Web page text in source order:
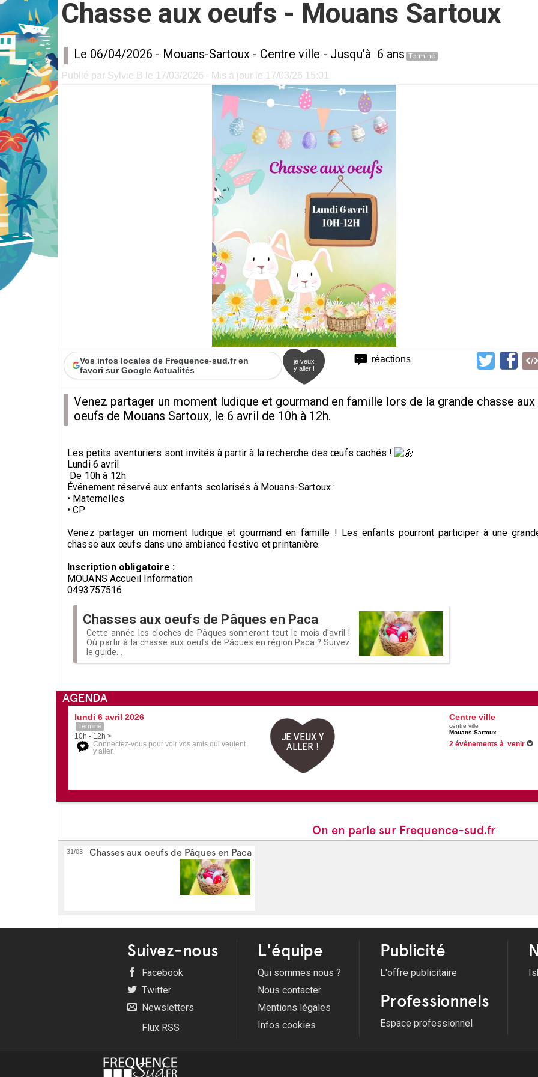
Chasse aux oeufs - Mouans Sartoux
Le 06/04/2026 - Mouans-Sartoux - Centre ville - Jusqu'à 6 ans Terminé
Publié par Sylvie B le 17/03/2026 - Mis à jour le 17/03/26 15:01
réactions
Vos infos locales de Frequence-sud.fr en
favori sur Google Actualités
je veux
y aller !
Venez partager un moment ludique et gourmand en famille lors de la grande chasse aux
oeufs de Mouans Sartoux, le 6 avril de 10h à 12h.
Les petits aventuriers sont invités à partir à la recherche des œufs cachés !
Lundi 6 avril
De 10h à 12h
Événement réservé aux enfants scolarisés à Mouans-Sartoux :
• Maternelles
• CP
Venez partager un moment ludique et gourmand en famille ! Les enfants pourront participer à une
chasse aux œufs dans une ambiance festive et printanière.
Inscription obligatoire :
MOUANS Accueil Information
0493757516
Chasses aux oeufs de Pâques en Paca
Cette année les cloches de Pâques sonneront tout le mois d'avril !
Où partir à la chasse aux oeufs de Pâques en région Paca ? Suivez
le guide...
AGENDA
lundi 6 avril 2026
Terminé
10h - 12h >
Connectez-vous pour voir vos amis qui veulent
y aller.
JE VEUX Y
ALLER !
Centre ville
centre ville
Mouans-Sartoux
2 évènements à venir
On en parle sur Frequence-sud.fr
31/03 Chasses aux oeufs de Pâques en Paca
Suivez-nous
Facebook
Twitter
Newsletters
Flux RSS
L'équipe
Qui sommes nous ?
Nous contacter
Mentions légales
Infos cookies
Publicité
L'offre publicitaire
Professionnels
Espace professionnel